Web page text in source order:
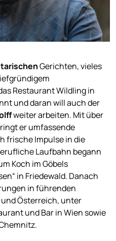
Gerichten, vieles
Restaurant Wildling in
und daran will auch der
weiter arbeiten. Mit über
er umfassende
frische Impulse in die
Laufbahn begann
Koch im Göbels
in Friedewald. Danach
in führenden
Österreich, unter
und Bar in Wien sowie